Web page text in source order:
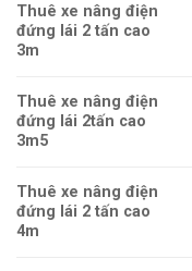
Thuê xe nâng điện
đứng lái 2 tấn cao
3m
Thuê xe nâng điện
đứng lái 2tấn cao
3m5
Thuê xe nâng điện
đứng lái 2 tấn cao
4m